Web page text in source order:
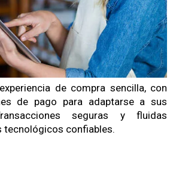
de compra sencilla, con
de pago para adaptarse a sus
seguras y fluidas
tecnológicos confiables.